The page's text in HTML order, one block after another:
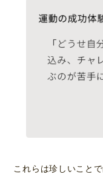
これらは珍しいこと